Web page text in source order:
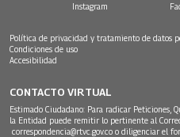
Instagram
Política de privacidad y tratamiento de datos
Condiciones de uso
Accesibilidad
CONTACTO VIRTUAL
Estimado Ciudadano: Para radicar Peticiones,
la Entidad puede remitir lo pertinente al
correspondencia@rtvc.gov.co o diligenciar el